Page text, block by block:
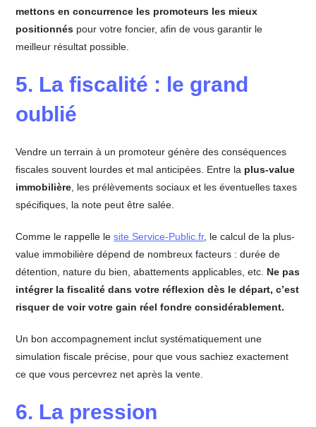
mettons en concurrence les promoteurs les mieux
positionnés pour votre foncier, afin de vous garantir le
meilleur résultat possible.
5. La fiscalité : le grand
oublié
Vendre un terrain à un promoteur génère des conséquences
fiscales souvent lourdes et mal anticipées. Entre la plus-value
immobilière , les prélèvements sociaux et les éventuelles taxes
spécifiques, la note peut être salée.
Comme le rappelle lesite Service-Public.fr, le calcul de la plus-
value immobilière dépend de nombreux facteurs : durée de
détention, nature du bien, abattements applicables, etc. Ne pas
intégrer la fiscalité dans votre réflexion dès le départ, c’est
risquer de voir votre gain réel fondre considérablement.
Un bon accompagnement inclut systématiquement une
simulation fiscale précise, pour que vous sachiez exactement
ce que vous percevrez net après la vente.
6. La pression